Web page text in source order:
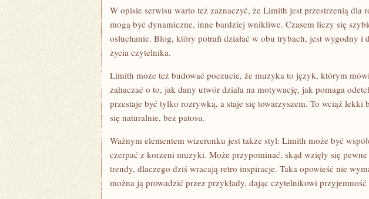
W opisie serwisu warto też zaznaczyć, że Limith jest przestrzenią dla
mogą być dynamiczne, inne bardziej wnikliwe. Czasem liczy się
osłuchanie. Blog, który potrafi działać w obu trybach, jest wygodny i
życia czytelnika.
Limith może też budować poczucie, że muzyka to język, którym
zahaczać o to, jak dany utwór działa na motywację, jak pomaga
przestaje być tylko rozrywką, a staje się towarzyszem. To wciąż lekki
się naturalnie, bez patosu.
Ważnym elementem wizerunku jest także styl: Limith może być
czerpać z korzeni muzyki. Może przypominać, skąd wzięły się
trendy, dlaczego dziś wracają retro inspiracje. Taka opowieść nie
można ją prowadzić przez przykłady, dając czytelnikowi